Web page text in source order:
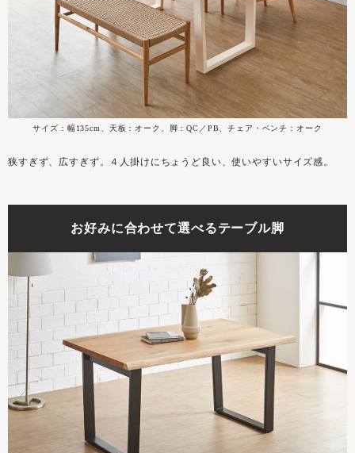
サイズ：幅135cm、天板：オーク、脚：QC／PB、チェア・ベンチ：オーク
狭すぎず、広すぎず。４人掛けにちょうど良い、使いやすいサイズ感。
お好みに合わせて選べるテーブル脚